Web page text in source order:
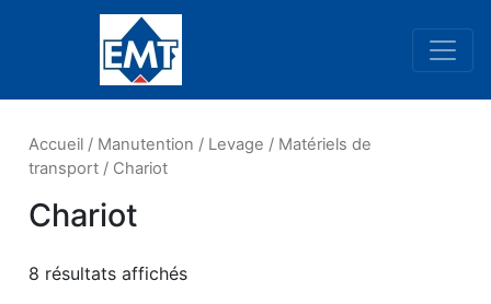
Navigation principale
Accueil / Manutention / Levage / Matériels de
transport / Chariot
Chariot
8 résultats affichés